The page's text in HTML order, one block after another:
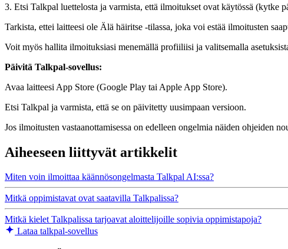
3. Etsi Talkpal luettelosta ja varmista, että ilmoitukset ovat käytössä (kytke
Tarkista, ettei laitteesi ole Älä häiritse -tilassa, joka voi estää ilmoitusten
Voit myös hallita ilmoituksiasi menemällä profiiliisi ja valitsemalla
Päivitä Talkpal-sovellus:
Avaa laitteesi App Store (Google Play tai Apple App Store).
Etsi Talkpal ja varmista, että se on päivitetty uusimpaan versioon.
Jos ilmoitusten vastaanottamisessa on edelleen ongelmia näiden ohjeiden
Aiheeseen liittyvät artikkelit
Miten voin ilmoittaa käännösongelmasta Talkpal AI:ssa?
Mitkä oppimistavat ovat saatavilla Talkpalissa?
Mitkä kielet Talkpalissa tarjoavat aloittelijoille sopivia oppimistapoja?
Lataa talkpal-sovellus